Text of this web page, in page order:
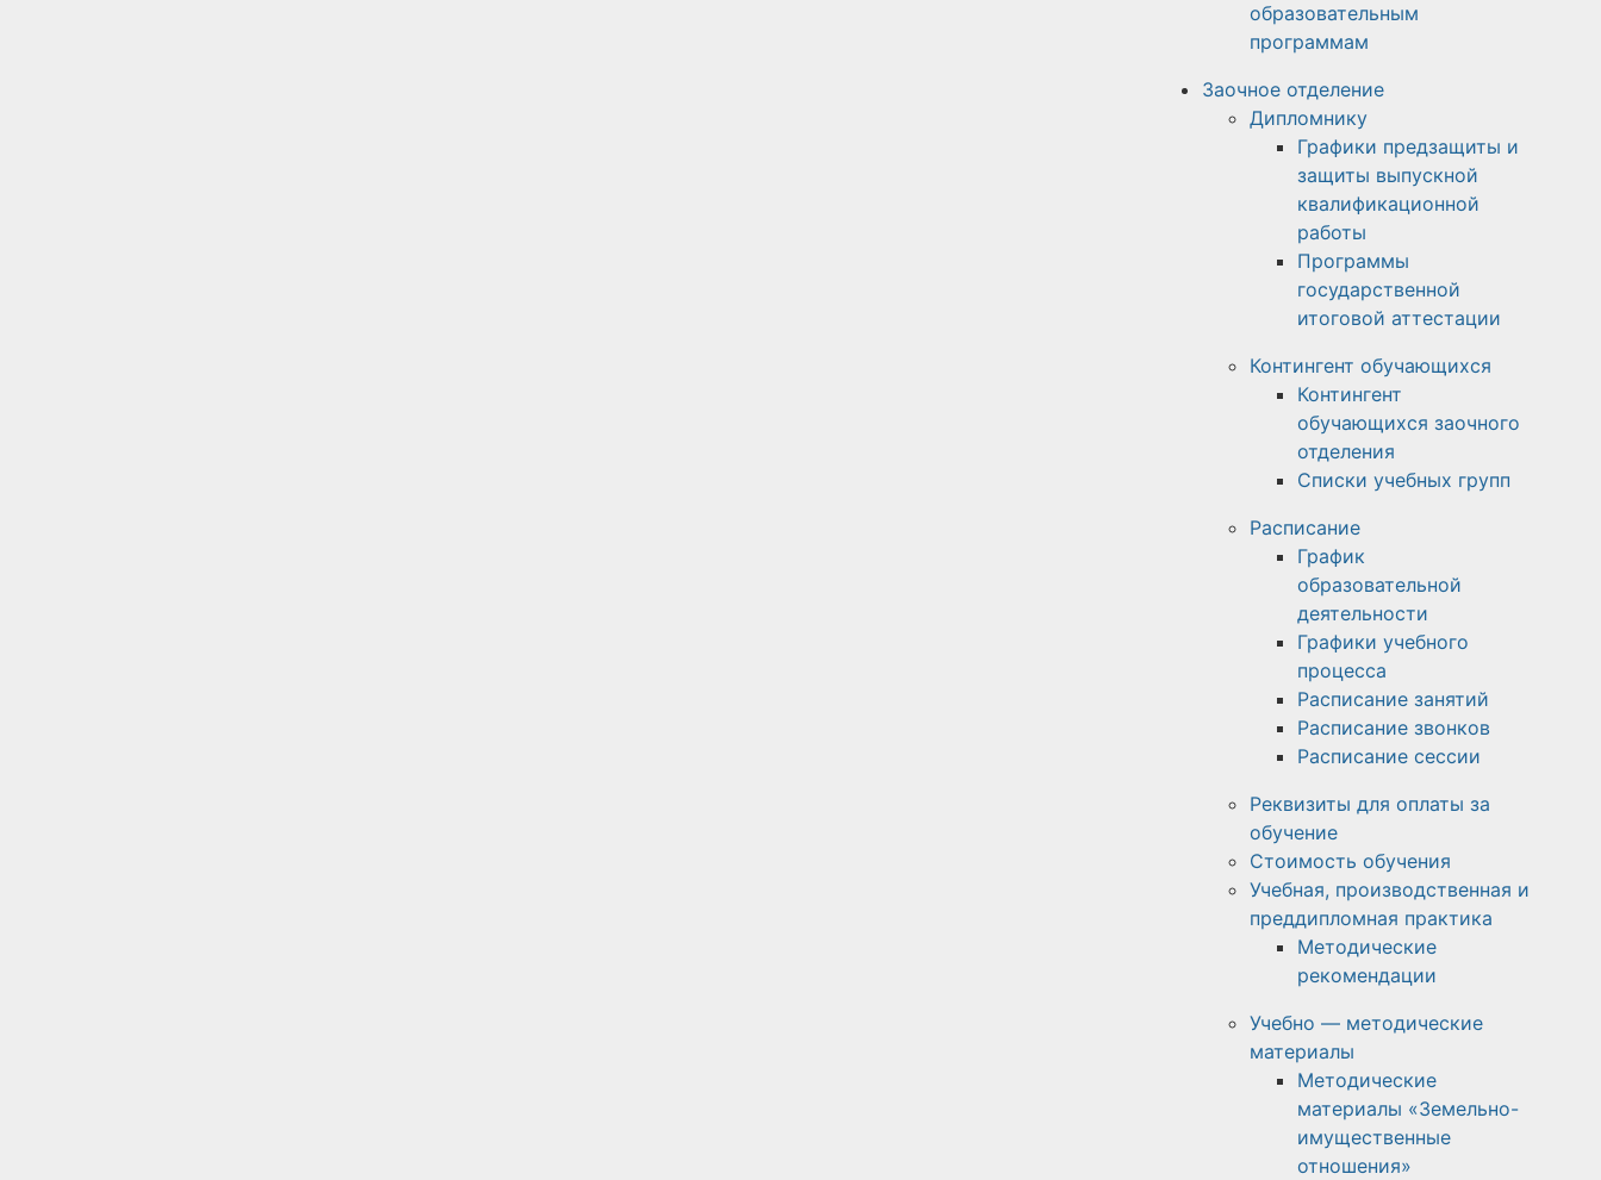
образовательным
программам
Заочное отделение
Дипломнику
Графики предзащиты и
защиты выпускной
квалификационной
работы
Программы
государственной
итоговой аттестации
Контингент обучающихся
Контингент
обучающихся заочного
отделения
Списки учебных групп
Расписание
График
образовательной
деятельности
Графики учебного
процесса
Расписание занятий
Расписание звонков
Расписание сессии
Реквизиты для оплаты за
обучение
Стоимость обучения
Учебная, производственная и
преддипломная практика
Методические
рекомендации
Учебно — методические
материалы
Методические
материалы «Земельно-
имущественные
отношения»